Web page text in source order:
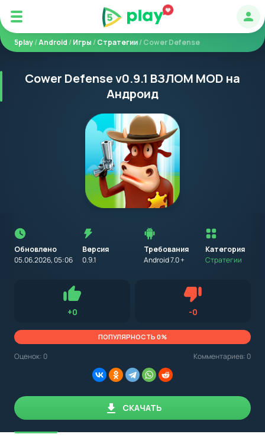
5play/Android /Игры /Стратегии/ Cower Defense
Cower Defense v0.9.1 ВЗЛОМ MOD на
Андроид
Обновлено
05.06.2026, 05:06
Версия
0.9.1
Требования
Android 7.0 +
установкой
приложения
на
устройство
с
указываем
минимальные
необходимые
Категория
Стратегии
обращать внимание на установленную версию Android
OS. Мы указываем минимально необходимую версию для
+0Нравится -0Не нравится
ПОПУЛЯРНОСТЬ 0%
Оценок: 0 Комментариев: 0
СКАЧАТЬ